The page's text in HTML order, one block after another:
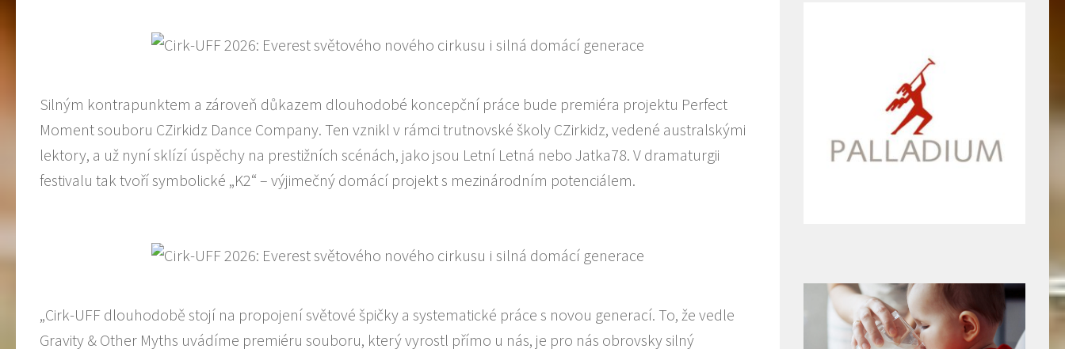
Silným kontrapunktem a zároveň důkazem dlouhodobé koncepční práce bude premiéra projektu Perfect
Moment souboru CZirkidz Dance Company. Ten vznikl v rámci trutnovské školy CZirkidz, vedené australskými
lektory, a už nyní sklízí úspěchy na prestižních scénách, jako jsou Letní Letná nebo Jatka78. V dramaturgii
festivalu tak tvoří symbolické „K2“ – výjimečný domácí projekt s mezinárodním potenciálem.
„Cirk-UFF dlouhodobě stojí na propojení světové špičky a systematické práce s novou generací. To, že vedle
Gravity & Other Myths uvádíme premiéru souboru, který vyrostl přímo u nás, je pro nás obrovsky silný